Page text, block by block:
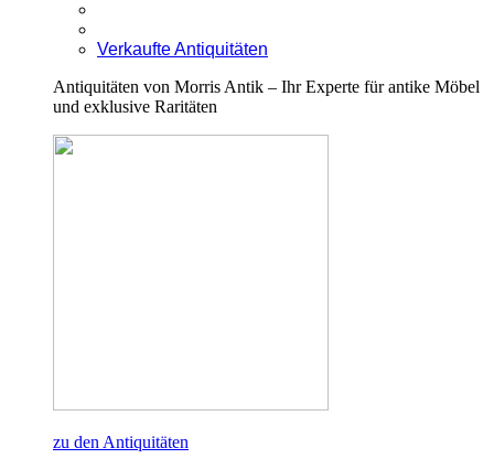
Verkaufte Antiquitäten
Antiquitäten von Morris Antik – Ihr Experte für antike Möbel
und exklusive Raritäten
zu den Antiquitäten